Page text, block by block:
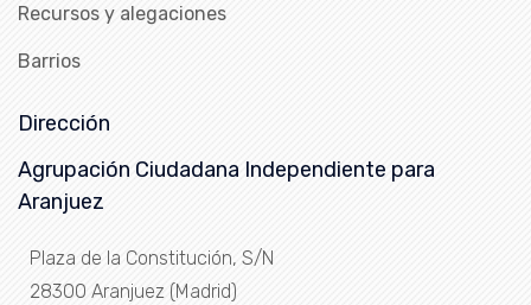
Recursos y alegaciones
Barrios
Dirección
Agrupación Ciudadana Independiente para
Aranjuez
Plaza de la Constitución, S/N
28300 Aranjuez (Madrid)